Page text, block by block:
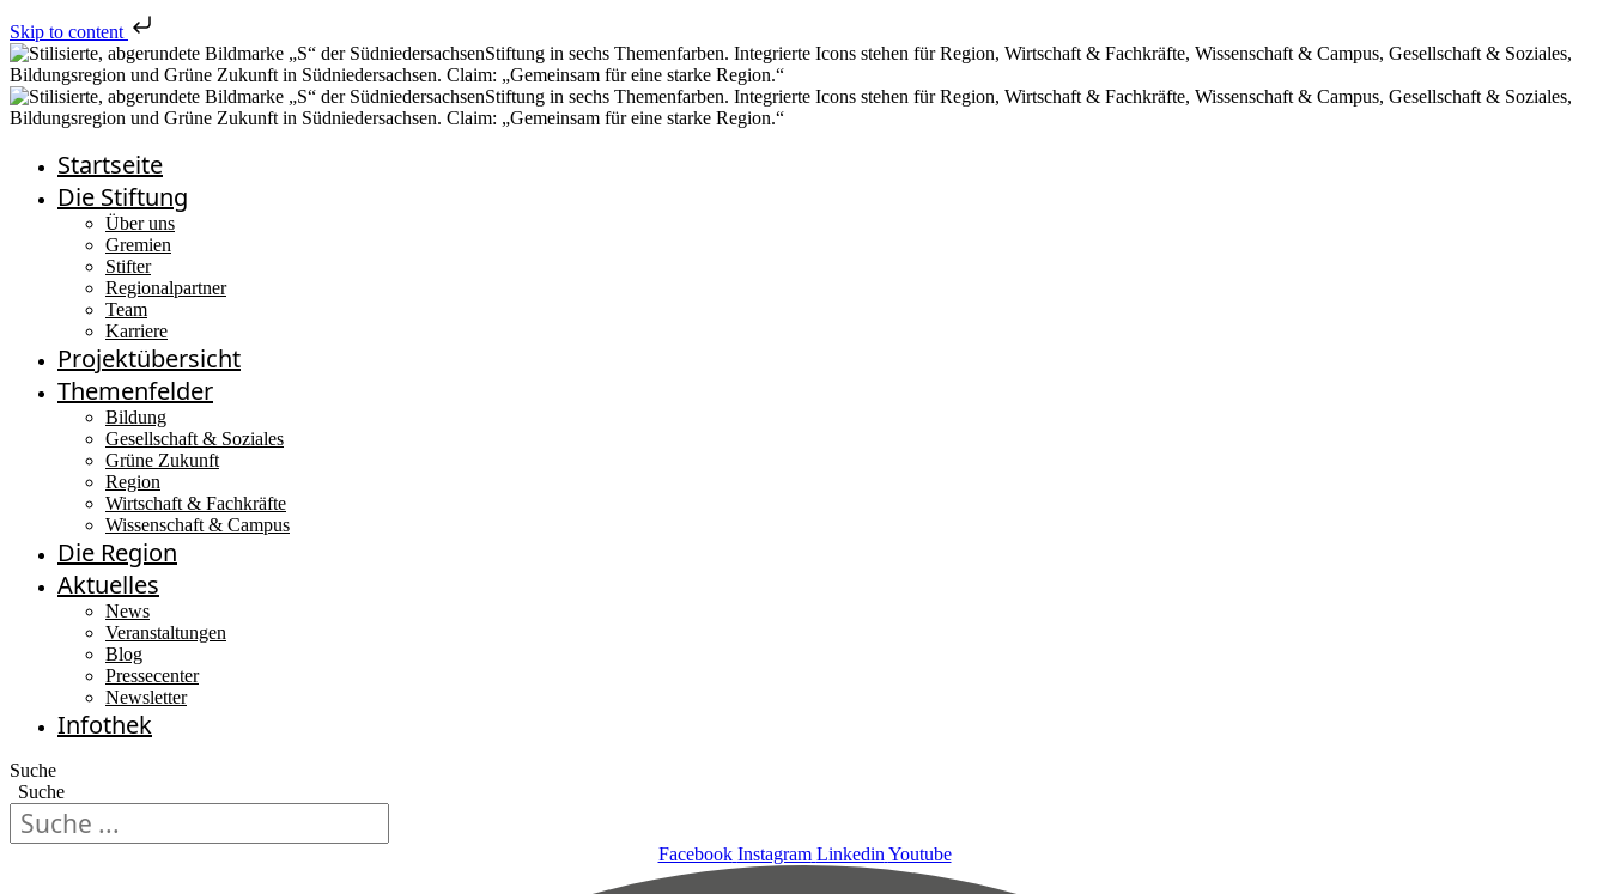
Skip to content
Startseite
Die Stiftung
Über uns
Gremien
Stifter
Regionalpartner
Team
Karriere
Projektübersicht
Themenfelder
Bildung
Gesellschaft & Soziales
Grüne Zukunft
Region
Wirtschaft & Fachkräfte
Wissenschaft & Campus
Die Region
Aktuelles
News
Veranstaltungen
Blog
Pressecenter
Newsletter
Infothek
Suche
Suche
Facebook Instagram Linkedin Youtube